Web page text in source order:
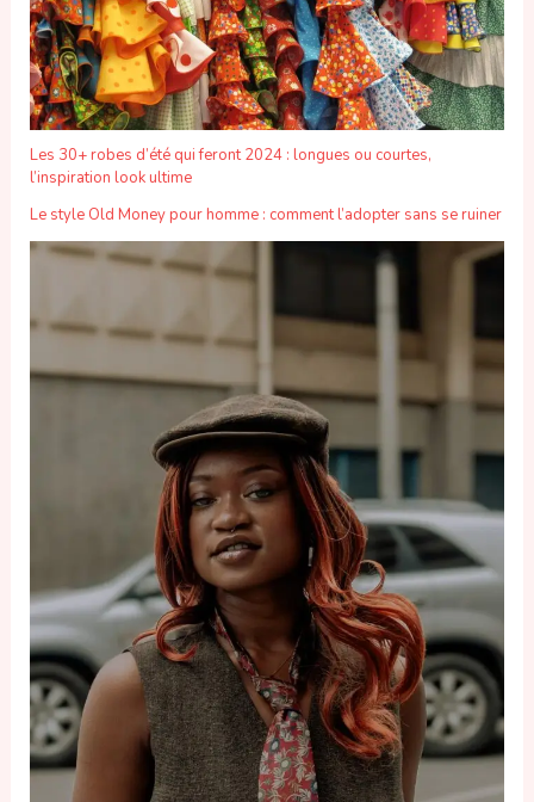
Les 30+ robes d’été qui feront 2024 : longues ou courtes,
l’inspiration look ultime
Le style Old Money pour homme : comment l’adopter sans se ruiner